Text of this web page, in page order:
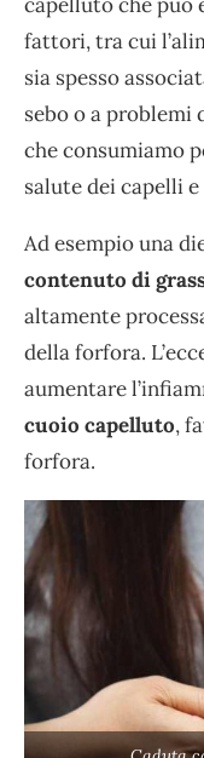
fattori, tra cui
sia spesso
sebo o a
che consumiamo
salute dei capelli
Ad esempio una
contenuto di
altamente
della forfora.
aumentare
cuoio capelluto,
forfora.